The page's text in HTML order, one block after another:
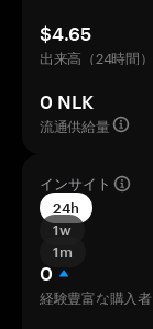
$4.65
出来高（24時間）
0 NLK
流通供給量
インサイト
24h
1w
1m
0
経験豊富な購入者